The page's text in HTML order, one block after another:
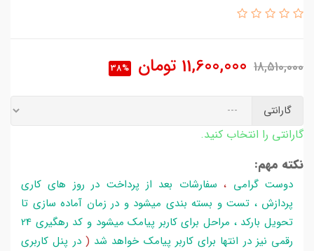
18,510,000
11,600,000 تومان 38%
گارانتی
گارانتی را انتخاب کنید.
نکته مهم:
دوست گرامی ،سفارشات بعد از پرداخت در روز های کاری
پردازش ، تست و بسته بندی میشود و در زمان آماده سازی تا
تحویل بارکد ، مراحل برای کاربر پیامک میشود و کد رهگیری 24
رقمی نیز در انتها برای کاربر پیامک خواهد شد ( در پنل کاربری